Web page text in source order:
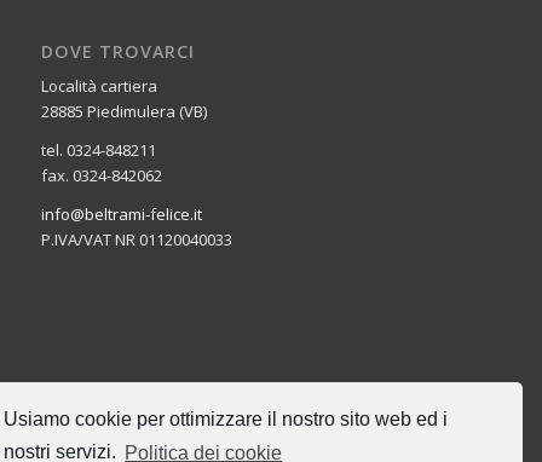
Usiamo cookie per ottimizzare il nostro sito web ed i
nostri servizi. Politica dei cookie
DOVE TROVARCI
Località cartiera
28885 Piedimulera (VB)
tel. 0324-848211
fax. 0324-842062
info@beltrami-felice.it
P.IVA/VAT NR 01120040033
CERCA NEL SITO